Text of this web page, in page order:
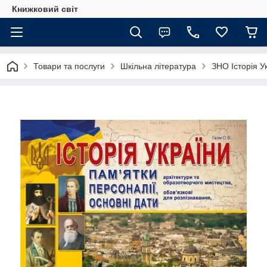
Книжковий світ
Товари та послуги Шкільна література ЗНО Історія